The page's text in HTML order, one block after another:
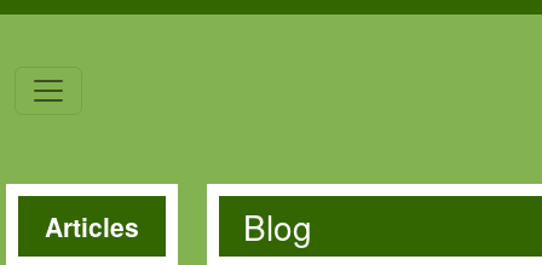
Articles Blog